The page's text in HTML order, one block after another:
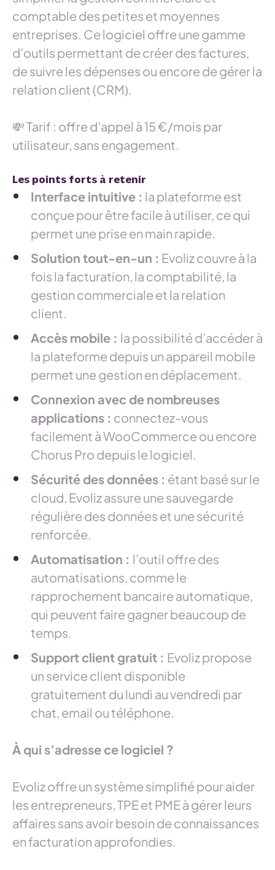
comptable des petites et moyennes
entreprises. Ce logiciel offre une gamme
d’outils permettant de créer des factures,
de suivre les dépenses ou encore de gérer la
relation client (CRM).
💸 Tarif : offre d’appel à 15 €/mois par
utilisateur, sans engagement.
Les points forts à retenir
Interface intuitive : la plateforme est
conçue pour être facile à utiliser, ce qui
permet une prise en main rapide.
Solution tout-en-un : Evoliz couvre à la
fois la facturation, la comptabilité, la
gestion commerciale et la relation
client.
Accès mobile : la possibilité d’accéder à
la plateforme depuis un appareil mobile
permet une gestion en déplacement.
Connexion avec de nombreuses
applications : connectez-vous
facilement à WooCommerce ou encore
Chorus Pro depuis le logiciel.
Sécurité des données : étant basé sur le
cloud, Evoliz assure une sauvegarde
régulière des données et une sécurité
renforcée.
Automatisation : l’outil offre des
automatisations, comme le
rapprochement bancaire automatique,
qui peuvent faire gagner beaucoup de
temps.
Support client gratuit : Evoliz propose
un service client disponible
gratuitement du lundi au vendredi par
chat, email ou téléphone.
À qui s’adresse ce logiciel ?
Evoliz offre un système simplifié pour aider
les entrepreneurs, TPE et PME à gérer leurs
affaires sans avoir besoin de connaissances
en facturation approfondies.